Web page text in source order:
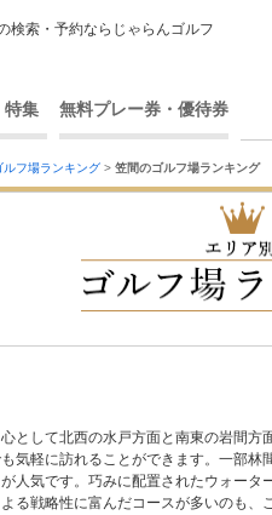
検索・予約ならじゃらんゴルフ
特集 無料プレー券・優待券
ルフ場ランキング > 笠間のゴルフ場ランキング
として北西の水戸方面と南東の岩間
気軽に訪れることができます。一部
人気です。巧みに配置されたウォー
る戦略性に富んだコースが多いのも